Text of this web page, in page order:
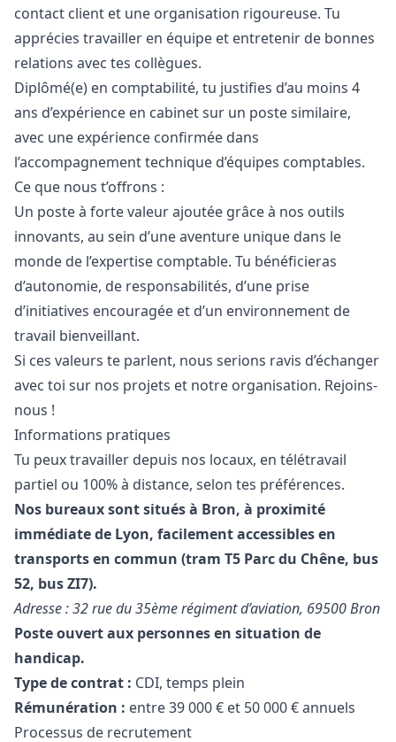
contact client et une organisation rigoureuse. Tu
apprécies travailler en équipe et entretenir de bonnes
relations avec tes collègues.
Diplômé(e) en comptabilité, tu justifies d’au moins 4
ans d’expérience en cabinet sur un poste similaire,
avec une expérience confirmée dans
l’accompagnement technique d’équipes comptables.
Ce que nous t’offrons :
Un poste à forte valeur ajoutée grâce à nos outils
innovants, au sein d’une aventure unique dans le
monde de l’expertise comptable. Tu bénéficieras
d’autonomie, de responsabilités, d’une prise
d’initiatives encouragée et d’un environnement de
travail bienveillant.
Si ces valeurs te parlent, nous serions ravis d’échanger
avec toi sur nos projets et notre organisation. Rejoins-
nous !
Informations pratiques
Tu peux travailler depuis nos locaux, en télétravail
partiel ou 100% à distance, selon tes préférences.
Nos bureaux sont situés à Bron, à proximité
immédiate de Lyon, facilement accessibles en
transports en commun (tram T5 Parc du Chêne, bus
52, bus ZI7).
Adresse : 32 rue du 35ème régiment d’aviation, 69500 Bron
Poste ouvert aux personnes en situation de
handicap.
Type de contrat : CDI, temps plein
Rémunération : entre 39 000 € et 50 000 € annuels
Processus de recrutement